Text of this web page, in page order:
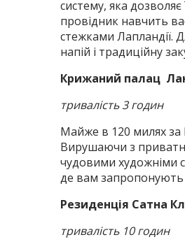
систему, яка
провідник навчить
стежками Лапландії.
напій і традиційну
Крижаний палац
тривалість 3 годин
Майже в 120 милях за
Вирушаючи з
чудовими художніми
де вам запропонують
Резиденція Сатна
тривалість 10 годин